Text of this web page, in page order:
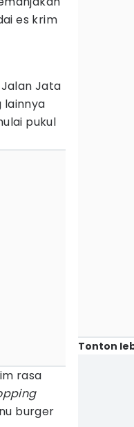
es krim
Jata
lainnya
pukul
rasa
burger
Tonton